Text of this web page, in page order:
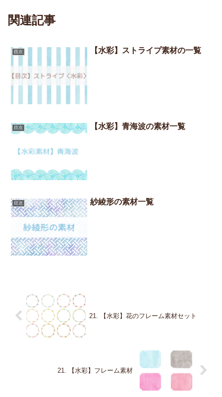
関連記事
目次 【水彩】ストライプ素材の一覧
目次 【水彩】青海波の素材一覧
目次 紗綾形の素材一覧
21. 【水彩】花のフレーム素材セット
21. 【水彩】フレーム素材